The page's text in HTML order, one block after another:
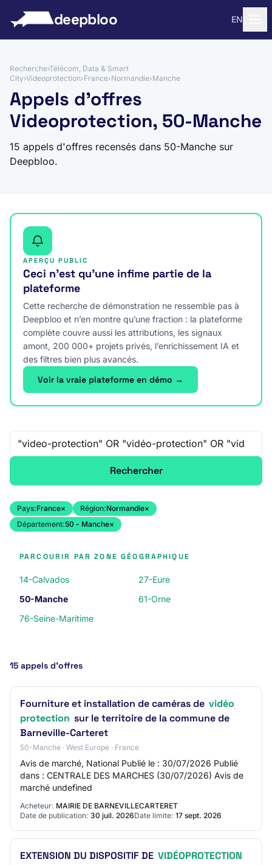
deepbloo EN
Recherche›Télécom, Data & Smart
City›Videoprotection›France›Normandie›Manche
Appels d'offres
Videoprotection, 50-Manche
15 appels d'offres recensés dans 50-Manche sur
Deepbloo.
APERÇU PUBLIC
Ceci n’est qu’une infime partie de la
plateforme
Cette recherche de démonstration ne ressemble pas à
Deepbloo et n’en montre qu’une fraction : la plateforme
complète couvre aussi les attributions, les signaux
amont, 200 000+ projets privés, l’enrichissement IA et
des filtres bien plus avancés.
Voir la vraie plateforme en démo →
Recherche libre
Rechercher
Pays:France× Région:Normandie×
Département:50 - Manche×
PARCOURIR PAR ZONE GÉOGRAPHIQUE
14-Calvados
27-Eure
50-Manche
61-Orne
76-Seine-Maritime
15 appels d’offres
Fourniture et installation de caméras de vidéo
protection sur le territoire de la commune de
Barneville-Carteret
50-Manche · West Europe · France
Avis de marché, National Publié le : 30/07/2026 Publié
dans : CENTRALE DES MARCHES (30/07/2026) Avis de
marché undefined
Acheteur: MAIRIE DE BARNEVILLECARTERET
Date de publication: 30 juil. 2026Date limite: 17 sept. 2026
EXTENSION DU DISPOSITIF DE VIDÉOPROTECTION